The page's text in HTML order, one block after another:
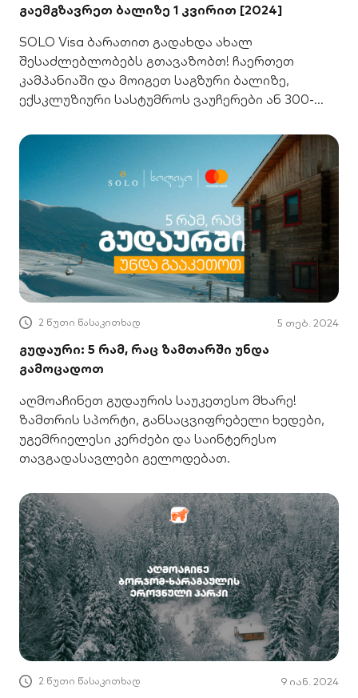
გაემგზავრეთ ბალიზე 1 კვირით [2024]
SOLO Visa ბარათით გადახდა ახალ
შესაძლებლობებს გთავაზობთ! ჩაერთეთ
კამპანიაში და მოიგეთ საგზური ბალიზე,
ექსკლუზიური სასტუმროს ვაუჩერები ან 300-
2 წუთი წასაკითხად 5 თებ. 2024
გუდაური: 5 რამ, რაც ზამთარში უნდა
გამოცადოთ
აღმოაჩინეთ გუდაურის საუკეთესო მხარე!
ზამთრის სპორტი, განსაცვიფრებელი ხედები,
უგემრიელესი კერძები და საინტერესო
თავგადასავლები გელოდებათ.
2 წუთი წასაკითხად 9 იან. 2024